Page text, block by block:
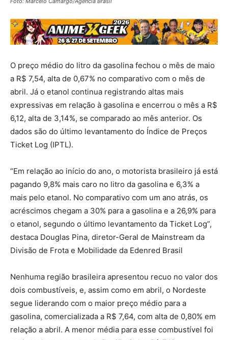
O preço médio do litro da gasolina fechou o mês de maio
a R$ 7,54, alta de 0,67% no comparativo com o mês de
abril. Já o etanol continua registrando altas mais
expressivas em relação à gasolina e encerrou o mês a R$
6,12, alta de 3,14%, se comparado ao mês anterior. Os
dados são do último levantamento do Índice de Preços
Ticket Log (IPTL).
“Em relação ao início do ano, o motorista brasileiro já está
pagando 9,8% mais caro no litro da gasolina e 6,3% a
mais pelo etanol. No comparativo com um ano atrás, os
acréscimos chegam a 30% para a gasolina e a 26,9% para
o etanol, segundo o último levantamento da Ticket Log”,
destaca Douglas Pina, diretor-Geral de Mainstream da
Divisão de Frota e Mobilidade da Edenred Brasil
Nenhuma região brasileira apresentou recuo no valor dos
dois combustíveis, e, assim como em abril, o Nordeste
segue liderando com o maior preço médio para a
gasolina, comercializada a R$ 7,64, com alta de 0,80% em
relação a abril. A menor média para esse combustível foi